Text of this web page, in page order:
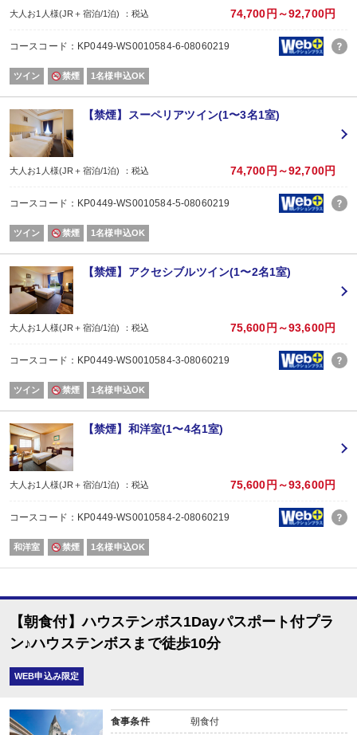
外壁工事
■作業時間：午前9時～午後5時
客室窓にはメッシュシート・半透明シートを設置するため、客室からの景
大浴場（女性）改装工事
■工事期間：2026年6月22日（月）～ 2026年7月17日（金）
■工事場所：大浴場（女性側）・休憩室
上記期間中は、１つの大浴場を男女入替え制でご案内いたします。
※露天風呂は休止いたします。
※工事中のため大浴場の窓の一部にシートを貼ります。
男女入れ替え時間につきましては、ホテルローレライ公式ホームページの新着
お客様にはご不便、ご迷惑をおかけいたしますが、安全面に十分配慮しながら
皆さまにより快適にお過ごしいただける施設づくりのため、何卒ご理解賜りま
大人お1人様(JR＋宿泊/1泊) ：税込 74,700円～92,700円
コースコード：KP0449-WS0010584-6-08060219
ツイン 禁煙 1名様申込OK
【禁煙】スーペリアツイン(1〜3名1室)
大人お1人様(JR＋宿泊/1泊) ：税込 74,700円～92,700円
コースコード：KP0449-WS0010584-5-08060219
ツイン 禁煙 1名様申込OK
【禁煙】アクセシブルツイン(1〜2名1室)
大人お1人様(JR＋宿泊/1泊) ：税込 75,600円～93,600円
コースコード：KP0449-WS0010584-3-08060219
ツイン 禁煙 1名様申込OK
【禁煙】和洋室(1〜4名1室)
大人お1人様(JR＋宿泊/1泊) ：税込 75,600円～93,600円
コースコード：KP0449-WS0010584-2-08060219
和洋室 禁煙 1名様申込OK
【朝食付】ハウステンボス1Dayパスポート付プラ
ン♪ハウステンボスまで徒歩10分
WEB申込み限定
食事条件 朝食付